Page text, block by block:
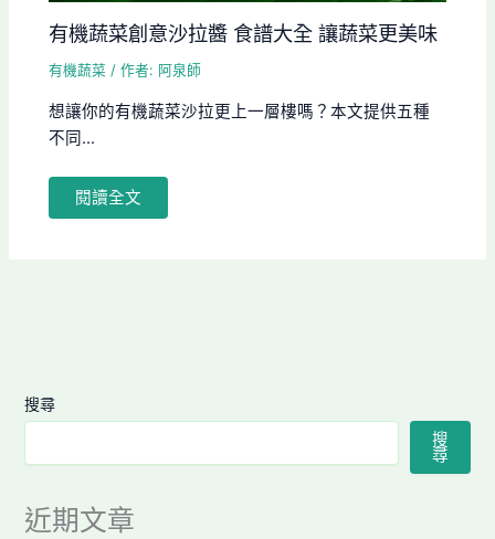
有機蔬菜創意沙拉醬 食譜大全 讓蔬菜更美味
有機蔬菜 / 作者: 阿泉師
想讓你的有機蔬菜沙拉更上一層樓嗎？本文提供五種
不同...
閱讀全文
搜尋
搜
尋
近期文章